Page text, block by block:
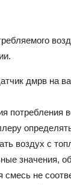
потребления
воздух с
значения,
смесь не